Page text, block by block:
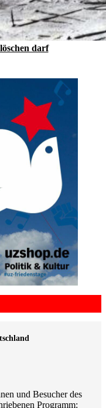
darf
und Besucher des
Programm: